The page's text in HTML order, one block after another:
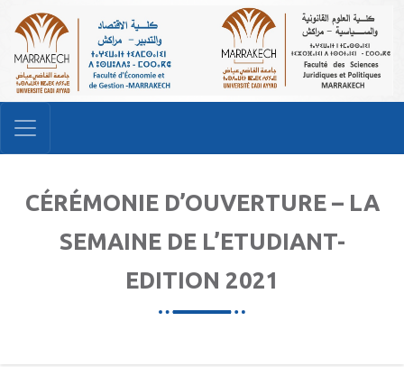
CÉRÉMONIE D’OUVERTURE – LA
SEMAINE DE L’ETUDIANT-
EDITION 2021